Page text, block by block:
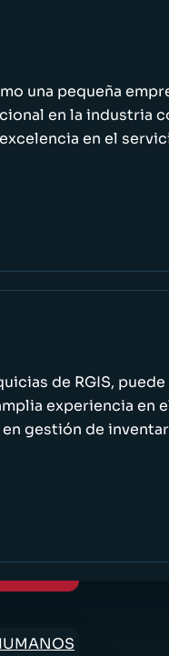
una pequeña
en la industria
en el
de RGIS,
experiencia en
gestión de